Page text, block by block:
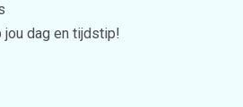
jou dag en tijdstip!